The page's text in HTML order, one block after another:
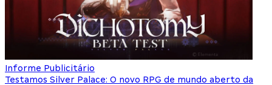
Informe Publicitário
Testamos Silver Palace: O novo RPG de mundo aberto da